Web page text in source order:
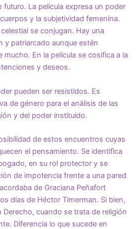
futuro. La película expresa un poder
y la subjetividad femenina.
se conjugan. Hay una
y patriarcado aunque estén
mucho. En la película se cosifica a la
y deseos.
pueden ser resistidos. Es
de género para el análisis de las
y del poder instituído.
de estos encuentros cuyas
el pensamiento. Se identifica
en su rol protector y se
de impotencia frente a una pared
de Graciana Peñafort
días de Héctor Timerman. Si bien,
cuando se trata de religión
Diferencia lo que sucede en